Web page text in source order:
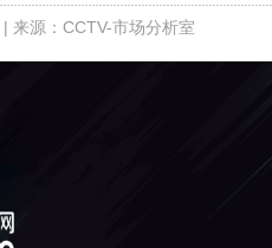
| 来源：CCTV-市场分析室